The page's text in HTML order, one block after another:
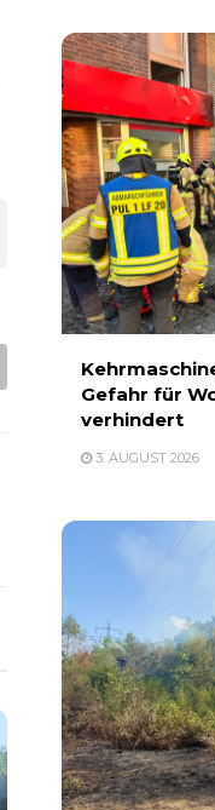
Gefahr für
verhindert
3. AUGUST 2026